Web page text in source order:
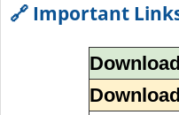
🔗 Important